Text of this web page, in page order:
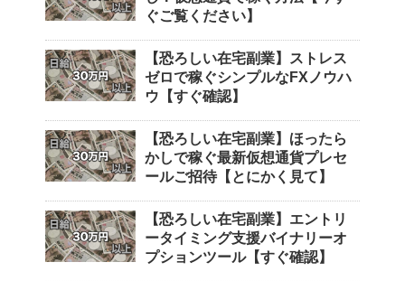
ぐご覧ください】
【恐ろしい在宅副業】ストレス
ゼロで稼ぐシンプルなFXノウハ
ウ【すぐ確認】
【恐ろしい在宅副業】ほったら
かしで稼ぐ最新仮想通貨プレセ
ールご招待【とにかく見て】
【恐ろしい在宅副業】エントリ
ータイミング支援バイナリーオ
プションツール【すぐ確認】